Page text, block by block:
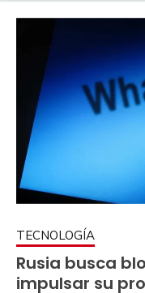
TECNOLOGÍA
Rusia busca
impulsar su